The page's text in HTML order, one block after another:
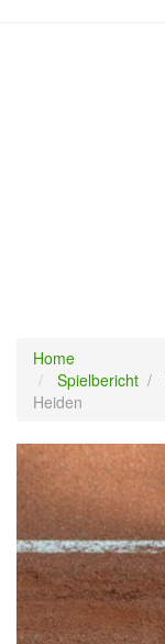
Home
Spielbericht /
Heiden